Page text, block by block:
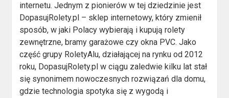
internetu. Jednym z pionierów w tej dziedzinie jest
DopasujRolety.pl – sklep internetowy, który zmienił
sposób, w jaki Polacy wybierają i kupują rolety
zewnętrzne, bramy garażowe czy okna PVC. Jako
część grupy RoletyAlu, działającej na rynku od 2012
roku, DopasujRolety.pl w ciągu zaledwie kilku lat stał
się synonimem nowoczesnych rozwiązań dla domu,
gdzie technologia spotyka się z wygodą i